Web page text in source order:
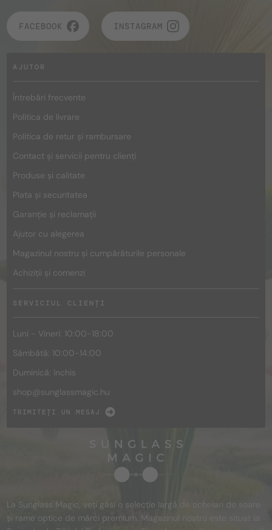
FACEBOOK INSTAGRAM
AJUTOR
Întrebări frecvente
Politica de livrare
Politica de retur și rambursare
Contact și servicii pentru clienți
Produse și calitate
Plata și securitatea
Garanție și reclamații
Ajutor cu alegerea
Magazinul nostru și cumpărăturile personale
Achiziții și comenzi
SERVICIUL CLIENȚI
Luni - Vineri: 10:00-18:00
Sâmbătă: 10:00-14:00
Duminică: închis
shop@sunglassmagic.hu
TRIMITEȚI UN MESAJ
La Sunglass Magic, veți găsi o selecție largă de ochelari de soare
și rame optice de mărci premium. Magazinul nostru este situat la